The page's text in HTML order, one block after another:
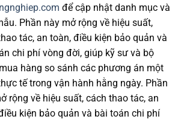
để cập nhật danh mục và
Phần này mở rộng về hiệu suất,
tác, an toàn, điều kiện bảo quản và
chi phí vòng đời, giúp kỹ sư và bộ
hàng so sánh các phương án một
tế trong vận hành hằng ngày. Phần
rộng về hiệu suất, cách thao tác, an
kiện bảo quản và bài toán chi phí